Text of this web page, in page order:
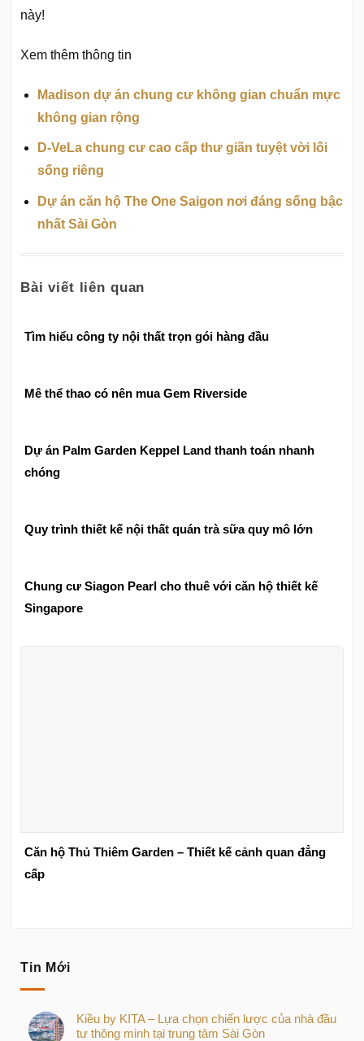
này!
Xem thêm thông tin
Madison dự án chung cư không gian chuẩn mực
không gian rộng
D-VeLa chung cư cao cấp thư giãn tuyệt vời lối
sống riêng
Dự án căn hộ The One Saigon nơi đáng sống bậc
nhất Sài Gòn
Bài viết liên quan
Tìm hiểu công ty nội thất trọn gói hàng đầu
Mê thể thao có nên mua Gem Riverside
Dự án Palm Garden Keppel Land thanh toán nhanh
chóng
Quy trình thiết kế nội thất quán trà sữa quy mô lớn
Chung cư Siagon Pearl cho thuê với căn hộ thiết kế
Singapore
Căn hộ Thủ Thiêm Garden – Thiết kế cảnh quan đẳng
cấp
Tin Mới
Kiều by KITA – Lựa chọn chiến lược của nhà đầu
tư thông minh tại trung tâm Sài Gòn